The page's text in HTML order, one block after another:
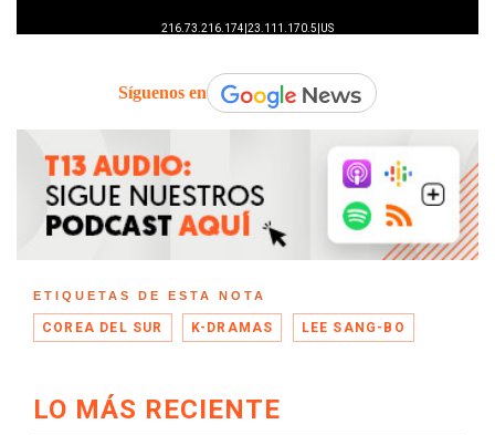
Síguenos en
ETIQUETAS DE ESTA NOTA
COREA DEL SUR K-DRAMAS LEE SANG-BO
LO MÁS RECIENTE